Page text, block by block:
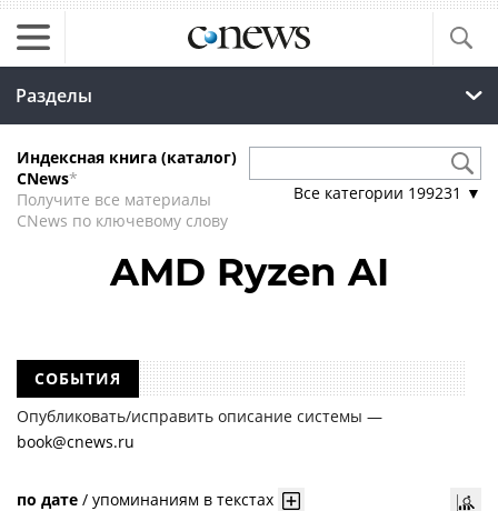
Разделы
Индексная книга (каталог)
CNews*
Получите все материалы
CNews по ключевому слову
Все категории 199231 ▼
AMD Ryzen AI
СОБЫТИЯ
Опубликовать/исправить описание системы —
book@cnews.ru
по дате / упоминаниям в текстах